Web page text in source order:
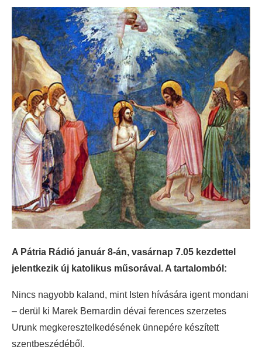
A Pátria Rádió január 8-án, vasárnap 7.05 kezdettel
jelentkezik új katolikus műsorával. A tartalomból:
Nincs nagyobb kaland, mint Isten hívására igent mondani
– derül ki Marek Bernardin dévai ferences szerzetes
Urunk megkeresztelkedésének ünnepére készített
szentbeszédéből.